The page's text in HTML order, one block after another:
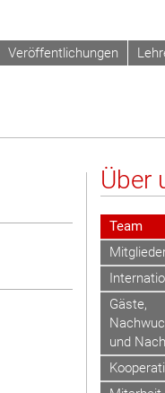
Veröffentlichungen
Über
Team
Gäste,
und